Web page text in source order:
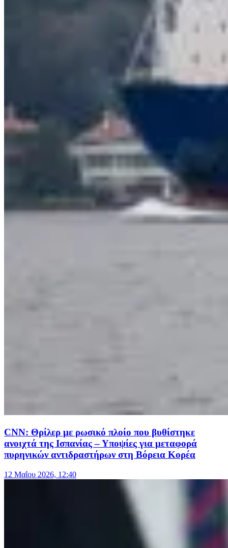
CNN: Θρίλερ με ρωσικό πλοίο που βυθίστηκε
ανοιχτά της Ισπανίας – Υποψίες για μεταφορά
πυρηνικών αντιδραστήρων στη Βόρεια Κορέα
12 Μαΐου 2026, 12:40